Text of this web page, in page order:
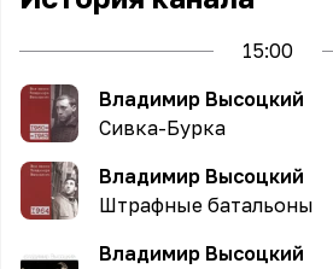
15:00
Владимир Высоцкий
Сивка-Бурка
Владимир Высоцкий
Штрафные батальоны
Владимир Высоцкий